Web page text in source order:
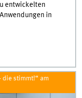
entwickelten
in
die stimmt!“ am